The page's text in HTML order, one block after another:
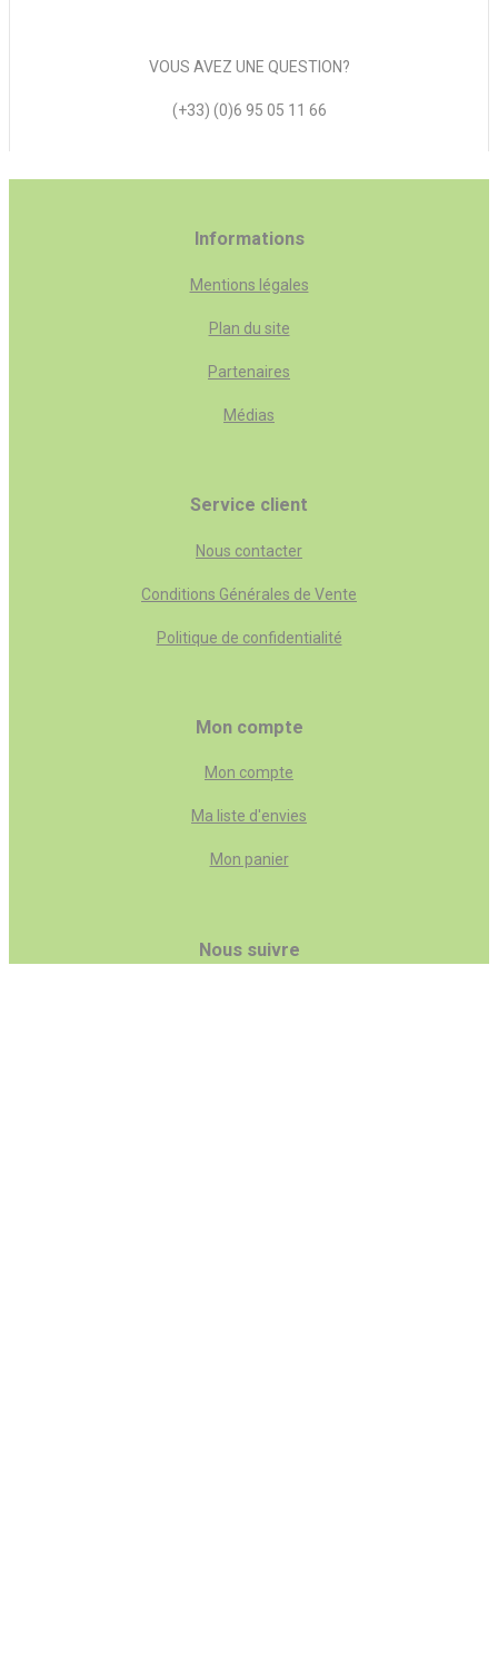
VOUS AVEZ UNE QUESTION?
(+33) (0)6 95 05 11 66
Informations
Mentions légales
Plan du site
Partenaires
Médias
Service client
Nous contacter
Conditions Générales de Vente
Politique de confidentialité
Mon compte
Mon compte
Ma liste d'envies
Mon panier
Nous suivre